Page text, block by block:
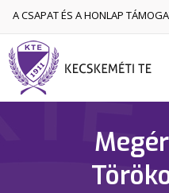
A CSAPAT ÉS A HONLAP